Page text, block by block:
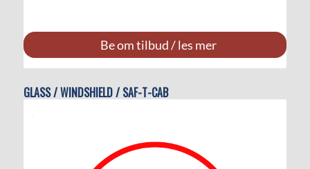
Be om tilbud / les mer
GLASS / WINDSHIELD / SAF-T-CAB